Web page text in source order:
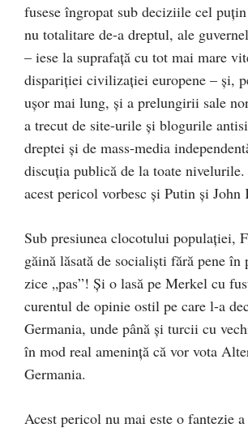
fusese îngropat sub deciziile cel
nu totalitare de-a dreptul, ale
– iese la suprafaţă cu tot mai mare
dispariţiei civilizaţiei europene – şi,
uşor mai lung, şi a prelungirii sale
a trecut de site-urile şi blogurile
dreptei şi de mass-media
discuţia publică de la toate
acest pericol vorbesc şi Putin şi John
Sub presiunea clocotului populaţiei,
găină lăsată de socialişti fără pene
zice „pas”! Şi o lasă pe Merkel cu
curentul de opinie ostil pe care l-a
Germania, unde până şi turcii cu
în mod real ameninţă că vor vota
Germania.
Acest pericol nu mai este o fantezie